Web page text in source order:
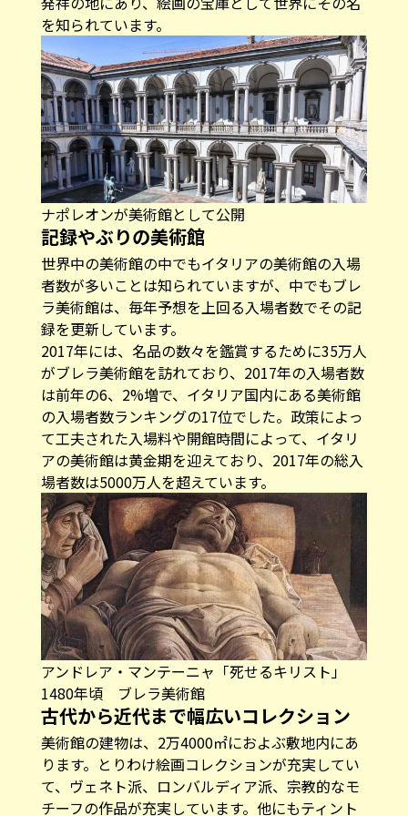
を知られています。
ナポレオンが美術館として公開
記録やぶりの美術館
世界中の美術館の中でもイタリアの美術館の入場
者数が多いことは知られていますが、中でもブレ
ラ美術館は、毎年予想を上回る入場者数でその記
録を更新しています。
2017年には、名品の数々を鑑賞するために35万人
がブレラ美術館を訪れており、2017年の入場者数
は前年の6、2%増で、イタリア国内にある美術館
の入場者数ランキングの17位でした。政策によっ
て工夫された入場料や開館時間によって、イタリ
アの美術館は黄金期を迎えており、2017年の総入
場者数は5000万人を超えています。
アンドレア・マンテーニャ「死せるキリスト」
1480年頃 ブレラ美術館
古代から近代まで幅広いコレクション
美術館の建物は、2万4000㎡におよぶ敷地内にあ
ります。とりわけ絵画コレクションが充実してい
て、ヴェネト派、ロンバルディア派、宗教的なモ
チーフの作品が充実しています。他にもティント